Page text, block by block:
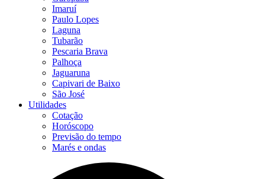
Imaruí
Paulo Lopes
Laguna
Tubarão
Pescaria Brava
Palhoça
Jaguaruna
Capivari de Baixo
São José
Utilidades
Cotação
Horóscopo
Previsão do tempo
Marés e ondas